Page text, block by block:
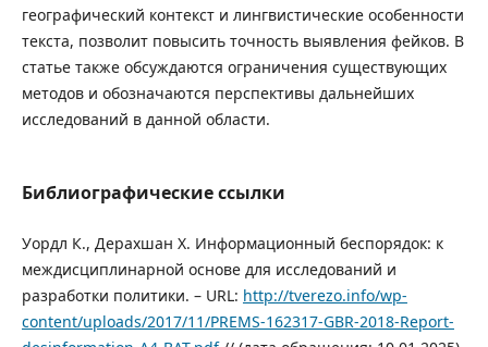
географический контекст и лингвистические особенности
текста, позволит повысить точность выявления фейков. В
статье также обсуждаются ограничения существующих
методов и обозначаются перспективы дальнейших
исследований в данной области.
Библиографические ссылки
Уордл К., Дерахшан Х. Информационный беспорядок: к
междисциплинарной основе для исследований и
разработки политики. – URL: http://tverezo.info/wp-
content/uploads/2017/11/PREMS-162317-GBR-2018-Report-